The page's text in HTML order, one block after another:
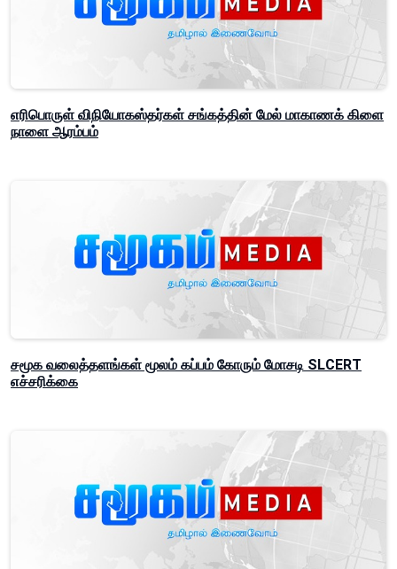
எரிபொருள் விநியோகஸ்தர்கள் சங்கத்தின் மேல் மாகாணக் கிளை
நாளை ஆரம்பம்
சமூக வலைத்தளங்கள் மூலம் கப்பம் கோரும் மோசடி SLCERT
எச்சரிக்கை